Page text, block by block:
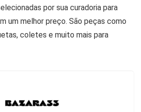
por sua curadoria para
um melhor preço. São peças como
coletes e muito mais para